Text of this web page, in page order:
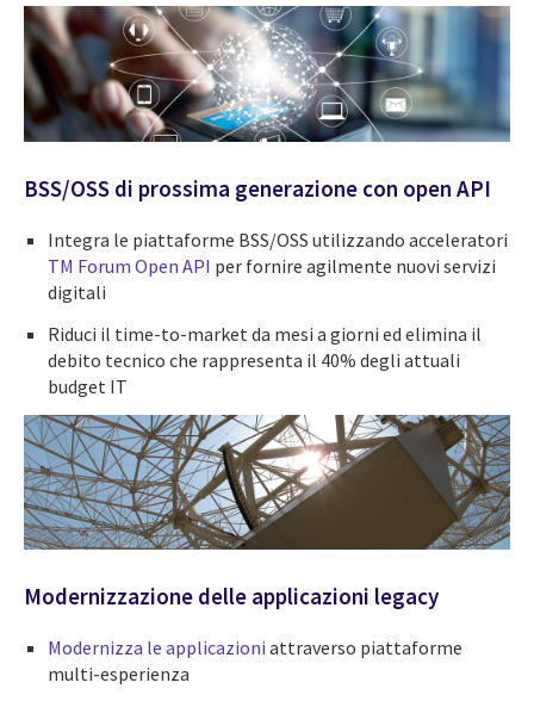
BSS/OSS di prossima generazione con open API
Integra le piattaforme BSS/OSS utilizzando acceleratori
TM Forum Open API per fornire agilmente nuovi servizi
digitali
Riduci il time-to-market da mesi a giorni ed elimina il
debito tecnico che rappresenta il 40% degli attuali
budget IT
Modernizzazione delle applicazioni legacy
Modernizza le applicazioni attraverso piattaforme
multi-esperienza